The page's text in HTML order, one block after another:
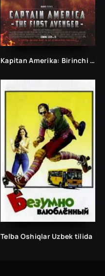
Kapitan Amerika: Birinchi qasoskor Uzbek tilida Tarjima 2011
Telba Oshiqlar Uzbek tilida